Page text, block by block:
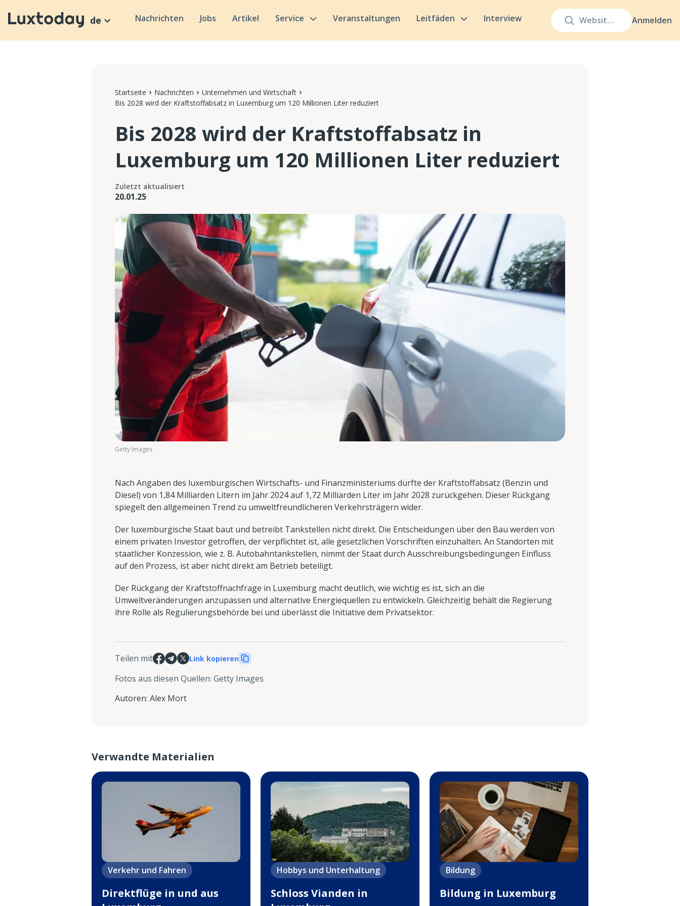
Anmelden
de Nachrichten Jobs Artikel Service Veranstaltungen Leitfäden Interview
Startseite Nachrichten
Unternehmen und Wirtschaft
Bis 2028 wird der Kraftstoffabsatz in Luxemburg um 120 Millionen Liter reduziert
Bis 2028 wird der Kraftstoffabsatz in
Luxemburg um 120 Millionen Liter reduziert
Zuletzt aktualisiert
20.01.25
Getty Images
Nach Angaben des luxemburgischen Wirtschafts- und Finanzministeriums dürfte der Kraftstoffabsatz (Benzin und
Diesel) von 1,84 Milliarden Litern im Jahr 2024 auf 1,72 Milliarden Liter im Jahr 2028 zurückgehen. Dieser Rückgang
spiegelt den allgemeinen Trend zu umweltfreundlicheren Verkehrsträgern wider.
Der luxemburgische Staat baut und betreibt Tankstellen nicht direkt. Die Entscheidungen über den Bau werden von
einem privaten Investor getroffen, der verpflichtet ist, alle gesetzlichen Vorschriften einzuhalten. An Standorten mit
staatlicher Konzession, wie z. B. Autobahntankstellen, nimmt der Staat durch Ausschreibungsbedingungen Einfluss
auf den Prozess, ist aber nicht direkt am Betrieb beteiligt.
Der Rückgang der Kraftstoffnachfrage in Luxemburg macht deutlich, wie wichtig es ist, sich an die
Umweltveränderungen anzupassen und alternative Energiequellen zu entwickeln. Gleichzeitig behält die Regierung
ihre Rolle als Regulierungsbehörde bei und überlässt die Initiative dem Privatsektor.
Teilen mit Link kopieren
Fotos aus diesen Quellen: Getty Images
Autoren: Alex Mort
Verwandte Materialien
Verkehr und Fahren
Direktflüge in und aus
Hobbys und Unterhaltung
Schloss Vianden in
Bildung
Bildung in Luxemburg